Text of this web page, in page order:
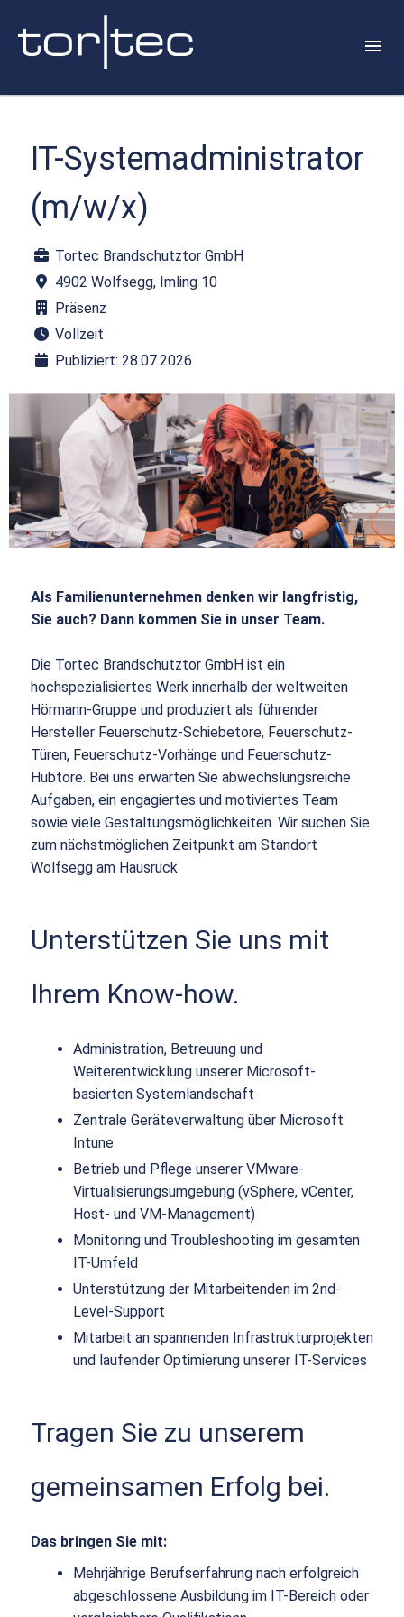
IT-Systemadministrator
(m/w/x)
Tortec Brandschutztor GmbH
4902 Wolfsegg, Imling 10
Präsenz
Vollzeit
Publiziert: 28.07.2026
Als Familienunternehmen denken wir langfristig,
Sie auch? Dann kommen Sie in unser Team.
Die Tortec Brandschutztor GmbH ist ein
hochspezialisiertes Werk innerhalb der weltweiten
Hörmann-Gruppe und produziert als führender
Hersteller Feuerschutz-Schiebetore, Feuerschutz-
Türen, Feuerschutz-Vorhänge und Feuerschutz-
Hubtore. Bei uns erwarten Sie abwechslungsreiche
Aufgaben, ein engagiertes und motiviertes Team
sowie viele Gestaltungsmöglichkeiten. Wir suchen Sie
zum nächstmöglichen Zeitpunkt am Standort
Wolfsegg am Hausruck.
Unterstützen Sie uns mit
Ihrem Know-how.
Administration, Betreuung und
Weiterentwicklung unserer Microsoft-
basierten Systemlandschaft
Zentrale Geräteverwaltung über Microsoft
Intune
Betrieb und Pflege unserer VMware-
Virtualisierungsumgebung (vSphere, vCenter,
Host- und VM-Management)
Monitoring und Troubleshooting im gesamten
IT-Umfeld
Unterstützung der Mitarbeitenden im 2nd-
Level-Support
Mitarbeit an spannenden Infrastrukturprojekten
und laufender Optimierung unserer IT-Services
Tragen Sie zu unserem
gemeinsamen Erfolg bei.
Das bringen Sie mit:
Mehrjährige Berufserfahrung nach erfolgreich
abgeschlossene Ausbildung im IT-Bereich oder